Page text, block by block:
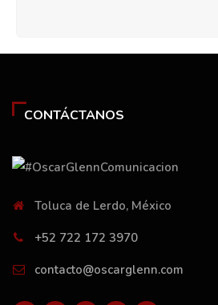
CONTÁCTANOS
Toluca de Lerdo, México
+52 722 172 3970
contacto@oscarglenn.com